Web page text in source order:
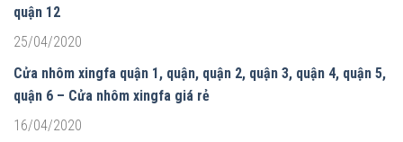
quận 12
25/04/2020
Cửa nhôm xingfa quận 1, quận, quận 2, quận 3, quận 4, quận 5,
quận 6 – Cửa nhôm xingfa giá rẻ
16/04/2020